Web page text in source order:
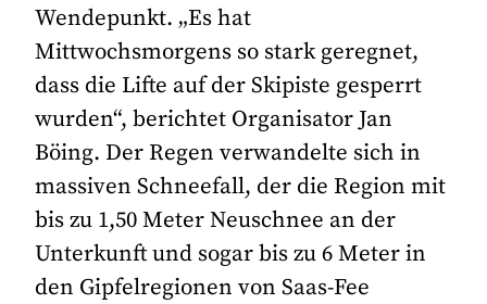
Wendepunkt. „Es hat
Mittwochsmorgens so stark geregnet,
dass die Lifte auf der Skipiste gesperrt
wurden“, berichtet Organisator Jan
Böing. Der Regen verwandelte sich in
massiven Schneefall, der die Region mit
bis zu 1,50 Meter Neuschnee an der
Unterkunft und sogar bis zu 6 Meter in
den Gipfelregionen von Saas-Fee